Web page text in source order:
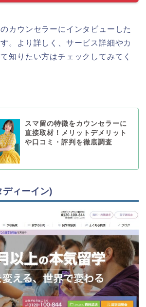
カウンセラーにインタビューした
。より詳しく、サービス詳細やカ
知りたい方はチェックしてみてく
スマ留の特徴をカウンセラーに
直接取材！メリットデメリット
や口コミ・評判を徹底調査
ィーイン)